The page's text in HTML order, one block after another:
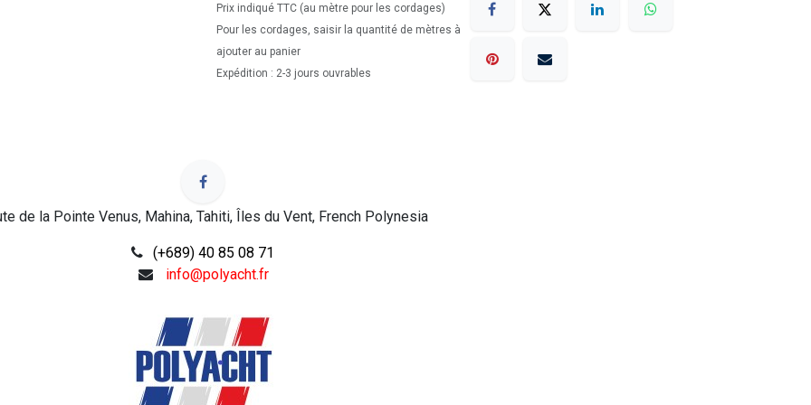
Prix indiqué TTC (au mètre pour les cordages)
Pour les cordages, saisir la quantité de mètres à
ajouter au panier
Expédition : 2-3 jours ouvrables
de la Pointe Venus, Mahina, Tahiti, Îles du Vent, French Polynesia
(+689) 40 85 08 71
info@polyacht.fr